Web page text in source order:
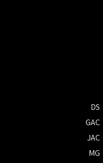
DS
GAC
JAC
MG